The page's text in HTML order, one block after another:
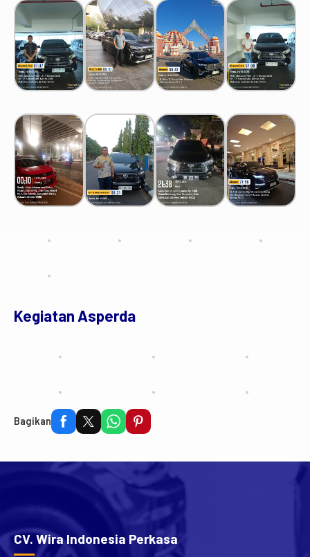
Kegiatan Asperda
Bagikan
CV. Wira Indonesia Perkasa